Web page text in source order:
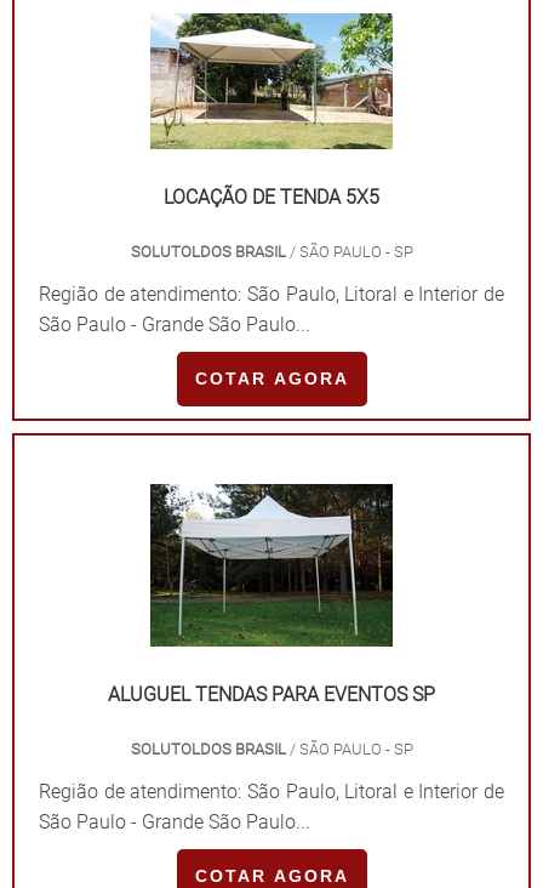
LOCAÇÃO DE TENDA 5X5
SOLUTOLDOS BRASIL / SÃO PAULO - SP
Região de atendimento: São Paulo, Litoral e Interior de
São Paulo - Grande São Paulo...
COTAR AGORA
ALUGUEL TENDAS PARA EVENTOS SP
SOLUTOLDOS BRASIL / SÃO PAULO - SP
Região de atendimento: São Paulo, Litoral e Interior de
São Paulo - Grande São Paulo...
COTAR AGORA